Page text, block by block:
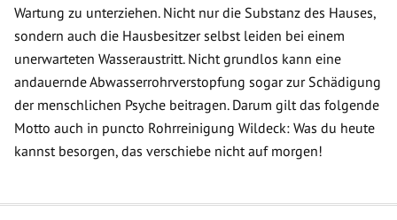
Wartung zu unterziehen. Nicht nur die Substanz des Hauses,
sondern auch die Hausbesitzer selbst leiden bei einem
unerwarteten Wasseraustritt. Nicht grundlos kann eine
andauernde Abwasserrohrverstopfung sogar zur Schädigung
der menschlichen Psyche beitragen. Darum gilt das folgende
Motto auch in puncto Rohrreinigung Wildeck: Was du heute
kannst besorgen, das verschiebe nicht auf morgen!